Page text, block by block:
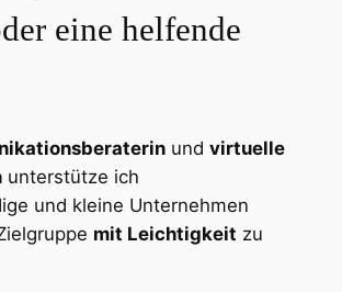
eine helfende
und virtuelle
unterstütze ich
und kleine Unternehmen
mit Leichtigkeit zu